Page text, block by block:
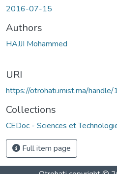
2016-07-15
Authors
HAJJI Mohammed
URI
https://otrohati.imist.ma/
Collections
CEDoc - Sciences et
Full item page